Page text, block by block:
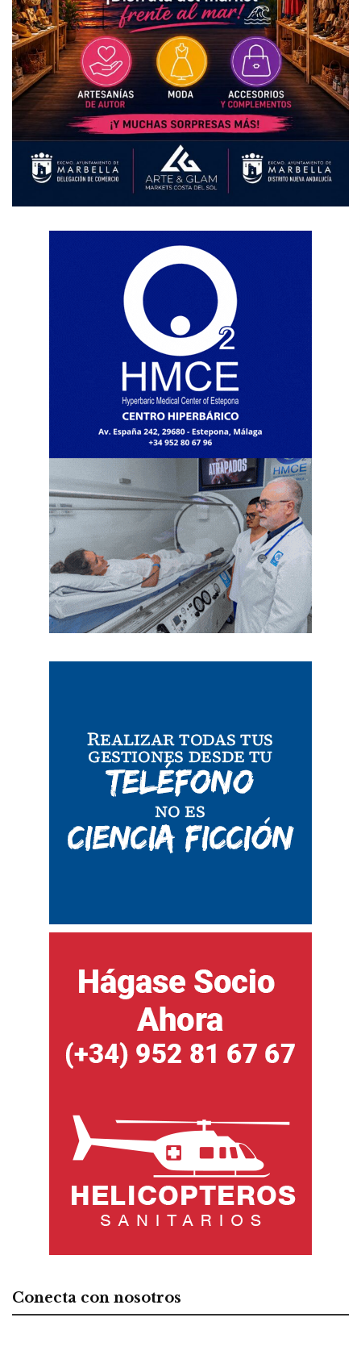
Conecta con nosotros